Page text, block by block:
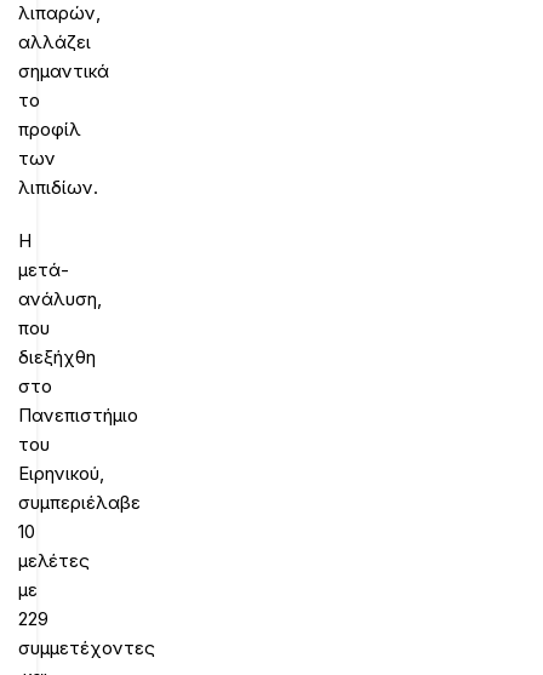
λιπαρών,
αλλάζει
σημαντικά
το
προφίλ
των
λιπιδίων.
Η
μετά-
ανάλυση,
που
διεξήχθη
στο
Πανεπιστήμιο
του
Ειρηνικού,
συμπεριέλαβε
10
μελέτες
με
229
συμμετέχοντες